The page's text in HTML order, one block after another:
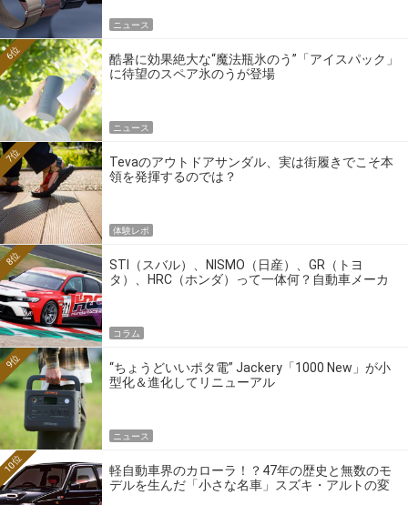
ニュース
酷暑に効果絶大な“魔法瓶氷のう”「アイスパック」
に待望のスペア氷のうが登場
6位
ニュース
Tevaのアウトドアサンダル、実は街履きでこそ本
領を発揮するのでは？
7位
体験レポ
STI（スバル）、NISMO（日産）、GR（トヨ
タ）、HRC（ホンダ）って一体何？自動車メーカ
8位
コラム
“ちょうどいいポタ電” Jackery「1000 New」が小
型化＆進化してリニューアル
9位
ニュース
軽自動車界のカローラ！？47年の歴史と無数のモ
デルを生んだ「小さな名車」スズキ・アルトの変
10位